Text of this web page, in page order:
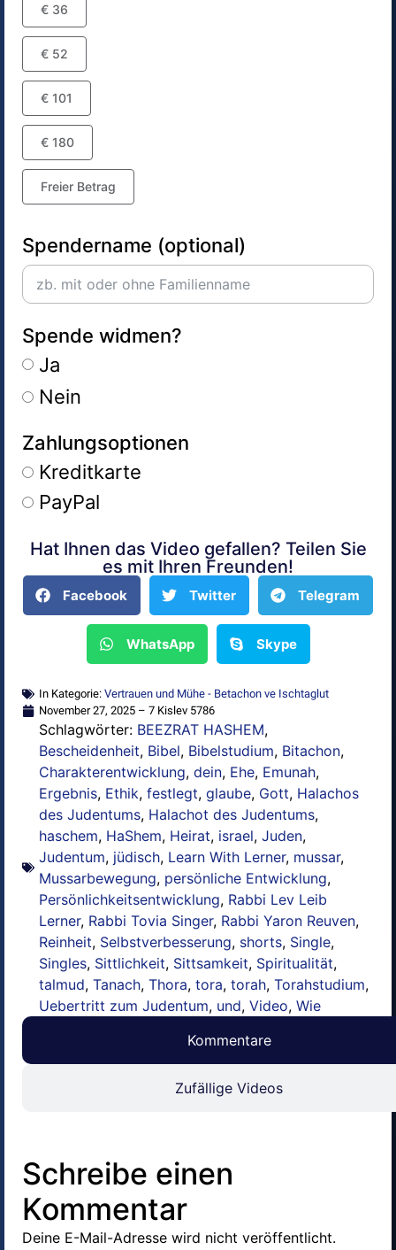
€ 36
€ 52
€ 101
€ 180
Freier Betrag
Spendername (optional)
Spende widmen?
Ja
Nein
Zahlungsoptionen
Kreditkarte
PayPal
Alternative:
Hat Ihnen das Video gefallen? Teilen Sie
es mit Ihren Freunden!
Facebook Twitter Telegram
WhatsApp Skype
In Kategorie: Vertrauen und Mühe - Betachon ve Ischtaglut
November 27, 2025 – 7 Kislev 5786
Schlagwörter: BEEZRAT HASHEM,
Bescheidenheit, Bibel, Bibelstudium, Bitachon,
Charakterentwicklung, dein, Ehe, Emunah,
Ergebnis, Ethik, festlegt, glaube, Gott, Halachos
des Judentums, Halachot des Judentums,
haschem, HaShem, Heirat, israel, Juden,
Judentum, jüdisch, Learn With Lerner, mussar,
Mussarbewegung, persönliche Entwicklung,
Persönlichkeitsentwicklung, Rabbi Lev Leib
Lerner, Rabbi Tovia Singer, Rabbi Yaron Reuven,
Reinheit, Selbstverbesserung, shorts, Single,
Singles, Sittlichkeit, Sittsamkeit, Spiritualität,
talmud, Tanach, Thora, tora, torah, Torahstudium,
Uebertritt zum Judentum, und, Video, Wie
Kommentare
Zufällige Videos
Schreibe einen
Kommentar
Deine E-Mail-Adresse wird nicht veröffentlicht.